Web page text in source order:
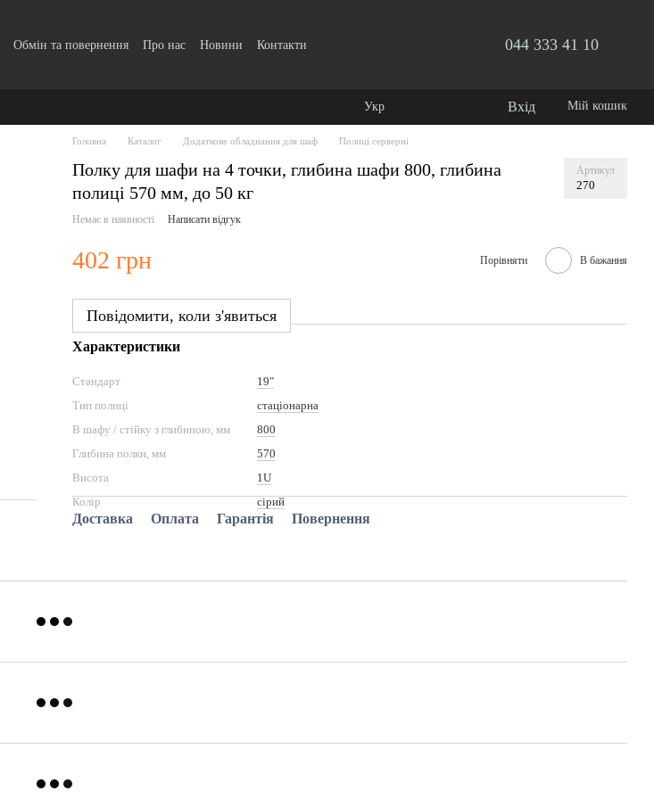
Обмін та повернення Про нас Новини Контакти 044 333 41 10
Укр Вхід Мій кошик
Головна Каталог Додаткове обладнання для шаф Полиці серверні
Полку для шафи на 4 точки, глибина шафи 800, глибина
полиці 570 мм, до 50 кг
Артикул
270
Немає в наявності Написати відгук
402 грн Порівняти В бажання
Повідомити, коли з'явиться
Характеристики
Стандарт
19"
Тип полиці
стаціонарна
В шафу / стійку з глибиною, мм
800
Глибина полки, мм
570
Висота
1U
Колір
cірий
Доставка Оплата Гарантія Повернення